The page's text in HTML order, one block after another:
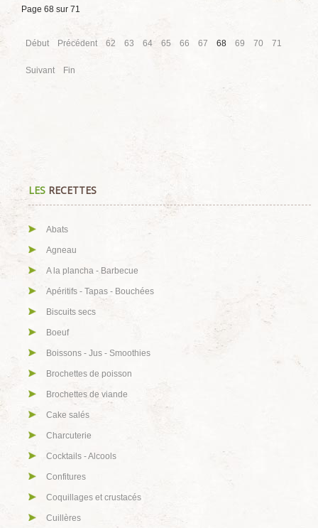
Page 68 sur 71
Début Précédent 62 63 64 65 66 67 68 69 70 71
Suivant Fin
LES RECETTES
Abats
Agneau
A la plancha - Barbecue
Apéritifs - Tapas - Bouchées
Biscuits secs
Boeuf
Boissons - Jus - Smoothies
Brochettes de poisson
Brochettes de viande
Cake salés
Charcuterie
Cocktails - Alcools
Confitures
Coquillages et crustacés
Cuillères